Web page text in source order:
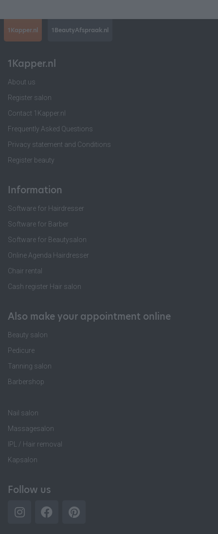
1Kapper.nl 1BeautyAfspraak.nl
1Kapper.nl
About us
Register salon
Contact 1Kapper.nl
Frequently Asked Questions
Privacy statement and Conditions
Register beauty
Information
Software for Hairdresser
Software for Barber
Software for Beautysalon
Online Agenda Hairdresser
Chair rental
Cash register Hair salon
Also make your appointment online
Beauty salon
Pedicure
Tanning salon
Barbershop
Nail salon
Massagesalon
IPL / Hair removal
Kapsalon
Follow us